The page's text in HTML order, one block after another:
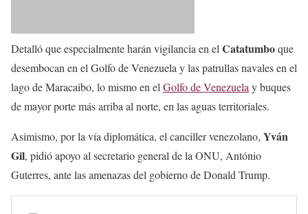
Detalló que especialmente harán vigilancia en el Catatumboque
desembocan en el Golfo de Venezuela y las patrullas navales en el
lago de Maracaibo, lo mismo en el Golfo de Venezuela y buques
de mayor porte más arriba al norte, en las aguas territoriales.
Asimismo, por la vía diplomática, el canciller venezolano, Yván
Gil, pidió apoyo al secretario general de la ONU, António
Guterres, ante las amenazas del gobierno de Donald Trump.